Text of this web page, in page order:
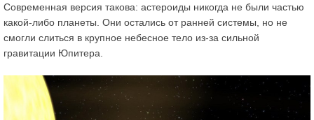
Современная версия такова: астероиды никогда не были частью
какой-либо планеты. Они остались от ранней системы, но не
смогли слиться в крупное небесное тело из-за сильной
гравитации Юпитера.